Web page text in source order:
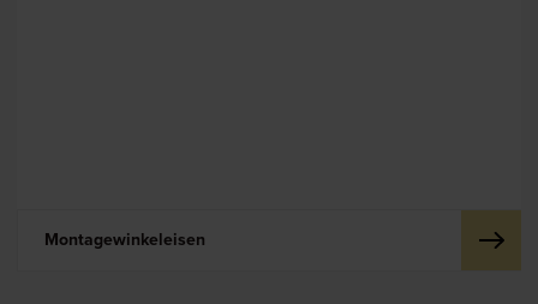
Montagewinkeleisen